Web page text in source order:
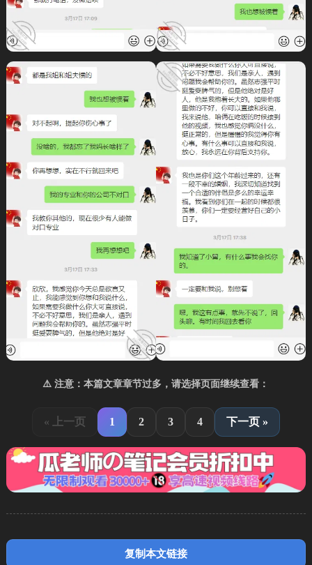
⚠️ 注意：本篇文章章节过多，请选择页面继续查看：
« 上一页 1 2 3 4 下一页 »
复制本文链接